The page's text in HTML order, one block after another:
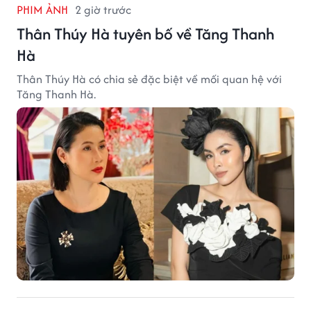
PHIM ẢNH 2 giờ trước
Thân Thúy Hà tuyên bố về Tăng Thanh
Hà
Thân Thúy Hà có chia sẻ đặc biệt về mối quan hệ với
Tăng Thanh Hà.